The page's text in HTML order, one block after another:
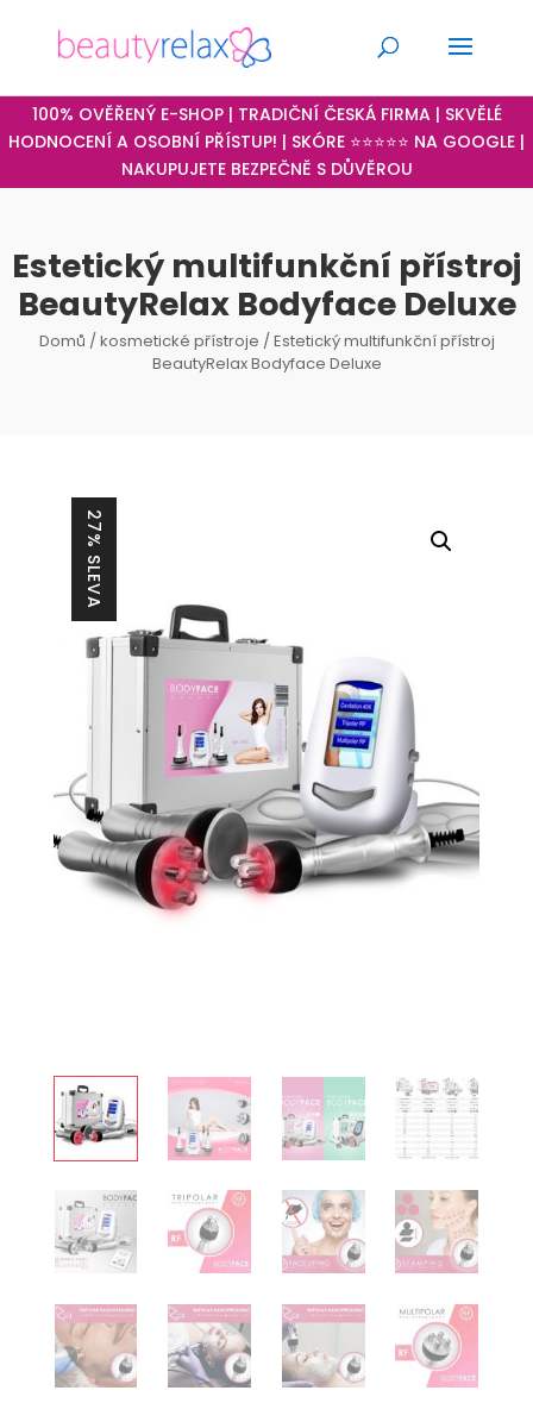
100% OVĚŘENÝ E-SHOP | TRADIČNÍ ČESKÁ FIRMA | SKVĚLÉ
HODNOCENÍ A OSOBNÍ PŘÍSTUP! | SKÓRE ⭐⭐⭐⭐⭐ NA GOOGLE |
NAKUPUJETE BEZPEČNĚ S DŮVĚROU
Estetický multifunkční přístroj
BeautyRelax Bodyface Deluxe
Domů /kosmetické přístroje / Estetický multifunkční přístroj
BeautyRelax Bodyface Deluxe
27% SLEVA